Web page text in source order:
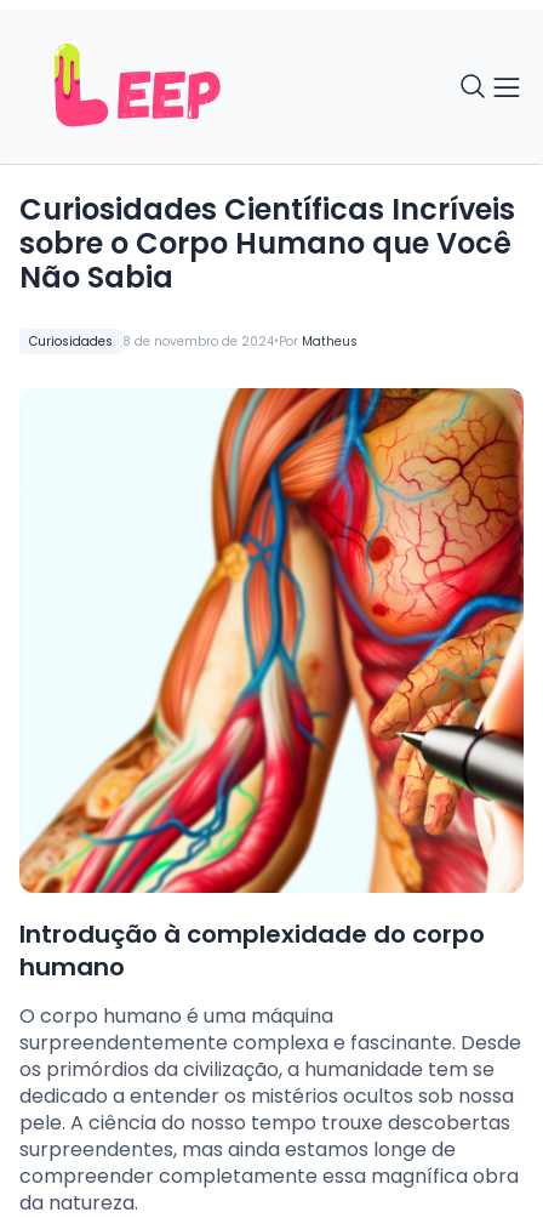
Curiosidades 8 de novembro de 2024•Por Matheus
Curiosidades Científicas Incríveis
sobre o Corpo Humano que Você
Não Sabia
Introdução à complexidade do corpo
humano
O corpo humano é uma máquina
surpreendentemente complexa e fascinante. Desde
os primórdios da civilização, a humanidade tem se
dedicado a entender os mistérios ocultos sob nossa
pele. A ciência do nosso tempo trouxe descobertas
surpreendentes, mas ainda estamos longe de
compreender completamente essa magnífica obra
da natureza.